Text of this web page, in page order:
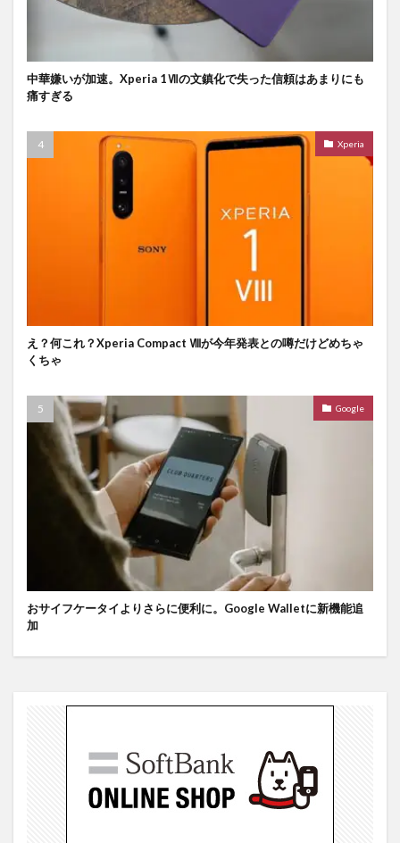
中華嫌いが加速。Xperia 1Ⅶの文鎮化で失った信頼はあまりにも
痛すぎる
Xperia
え？何これ？Xperia Compact Ⅷが今年発表との噂だけどめちゃ
くちゃ
Google
おサイフケータイよりさらに便利に。Google Walletに新機能追
加